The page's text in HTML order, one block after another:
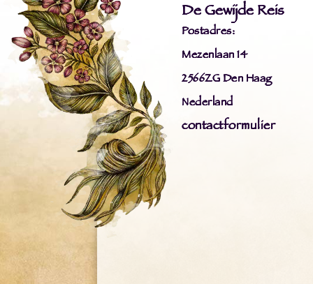
De Gewijde Reis
Postadres:
Mezenlaan 14
2566ZG Den Haag
Nederland
contactformulier